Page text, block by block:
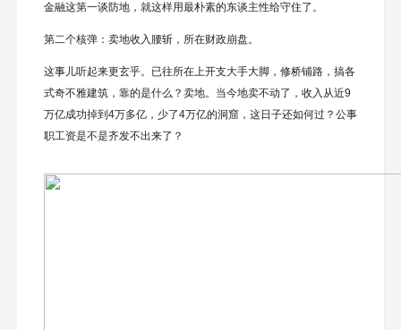
金融这第一谈防地，就这样用最朴素的东谈主性给守住了。
第二个核弹：卖地收入腰斩，所在财政崩盘。
这事儿听起来更玄乎。已往所在上开支大手大脚，修桥铺路，搞各
式奇不雅建筑，靠的是什么？卖地。当今地卖不动了，收入从近9
万亿成功掉到4万多亿，少了4万亿的洞窟，这日子还如何过？公事
职工资是不是齐发不出来了？